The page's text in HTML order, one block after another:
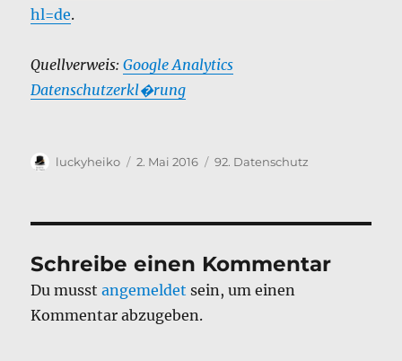
hl=de.
Quellverweis:Google Analytics
Datenschutzerkl�rung
Autor
luckyheiko
Veröffentlicht
2. Mai 2016 Kategorien
92. Datenschutz
Schreibe einen Kommentar
Du musstangemeldet sein, um einen
Kommentar abzugeben.